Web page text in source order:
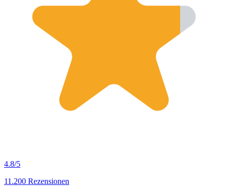
4.8/5
11.200 Rezensionen